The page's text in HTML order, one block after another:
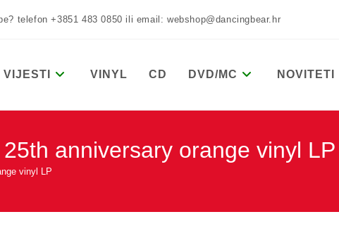
telefon +3851 483 0850 ili email: webshop@dancingbear.hr
VIJESTI VINYL CD DVD/MC NOVITETI
anniversary orange vinyl LP
vinyl LP